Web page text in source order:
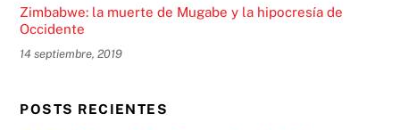
Zimbabwe: la muerte de Mugabe y la hipocresía de
Occidente
14 septiembre, 2019
POSTS RECIENTES